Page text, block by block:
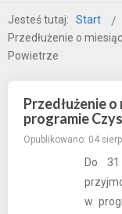
Jesteś tutaj: Start
Przedłużenie o
Powietrze
Przedłużenie
programie
Opublikowano: 04
Do
w